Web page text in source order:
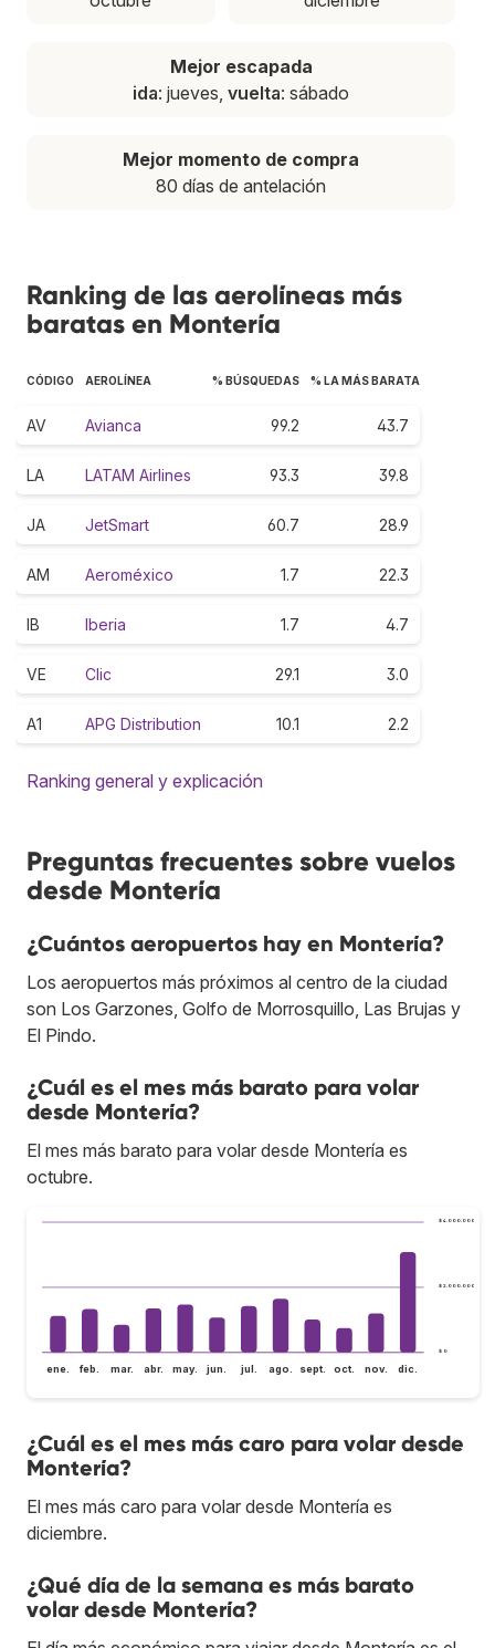
Mejor escapada
ida: jueves, vuelta: sábado
Mejor momento de compra
80 días de antelación
Ranking de las aerolíneas más
baratas en Montería
CÓDIGO AEROLÍNEA % BÚSQUEDAS % LA MÁS BARATA
AV Avianca 99.2 43.7
LA LATAM Airlines 93.3 39.8
JA JetSmart 60.7 28.9
AM Aeroméxico 1.7 22.3
IB Iberia 1.7 4.7
VE Clic 29.1 3.0
A1 APG Distribution 10.1 2.2
Ranking general y explicación
Preguntas frecuentes sobre vuelos
desde Montería
¿Cuántos aeropuertos hay en Montería?
Los aeropuertos más próximos al centro de la ciudad
son Los Garzones, Golfo de Morrosquillo, Las Brujas y
El Pindo.
¿Cuál es el mes más barato para volar
desde Montería?
El mes más barato para volar desde Montería es
octubre.
$ 0
$ 2.000.000
$ 4.000.000
ene. feb. mar. abr. may. jun. jul. ago. sept. oct. nov. dic.
¿Cuál es el mes más caro para volar desde
Montería?
El mes más caro para volar desde Montería es
diciembre.
¿Qué día de la semana es más barato
volar desde Montería?